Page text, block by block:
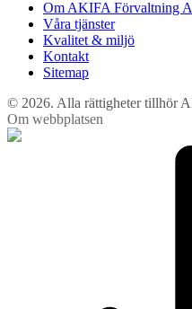
Om AKIFA Förvaltning
Våra tjänster
Kvalitet & miljö
Kontakt
Sitemap
© 2026. Alla rättigheter tillhör
Om webbplatsen